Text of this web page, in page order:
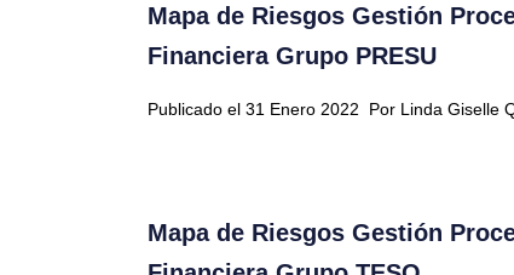
Mapa de Riesgos Gestión
Financiera Grupo PRESU
Publicado el 31 Enero 2022 Por Linda Giselle
Mapa de Riesgos Gestión